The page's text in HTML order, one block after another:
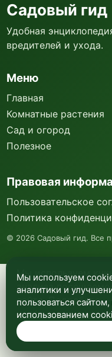
Мы используем
анализа
сайта. Подробнее
Садовый гид
Удобная
вредителей и ухода.
Меню
Главная
Комнатные растения
Сад и огород
Полезное
Правовая
Пользовательское
Политика
© 2026 Садовый гид. Все
Мы используем
аналитики и
пользоваться
использованием